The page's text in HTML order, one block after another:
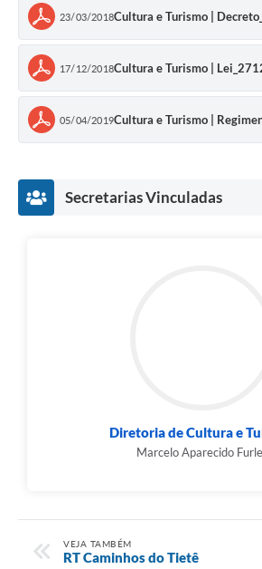
23/03/2018Cultura e Turismo |
17/12/2018Cultura e Turismo |
05/04/2019Cultura e Turismo |
Secretarias Vinculadas
Diretoria de Cultura e
Marcelo Aparecido
VEJA TAMBÉM
RT Caminhos do Tietê